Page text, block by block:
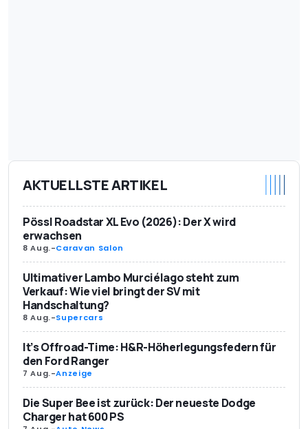
AKTUELLSTE ARTIKEL
Pössl Roadstar XL Evo (2026): Der X wird
erwachsen
8 Aug.-Caravan Salon
Ultimativer Lambo Murciélago steht zum
Verkauf: Wie viel bringt der SV mit
Handschaltung?
8 Aug.-Supercars
It’s Offroad-Time: H&R-Höherlegungsfedern für
den Ford Ranger
7 Aug.-Anzeige
Die Super Bee ist zurück: Der neueste Dodge
Charger hat 600 PS